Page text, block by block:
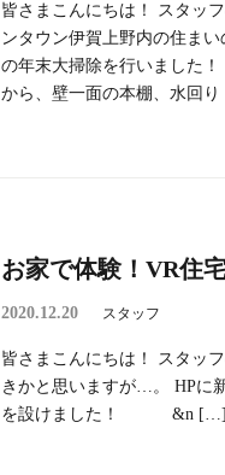
皆さまこんにちは！ スタッ
ンタウン伊賀上野内の住ま
の年末大掃除を行いました
から、壁一面の本棚、水回
お家で体験！VR住
2020.12.20 スタッフ
皆さまこんにちは！ スタッ
きかと思いますが…。 HPに
を設けました！ &n […]